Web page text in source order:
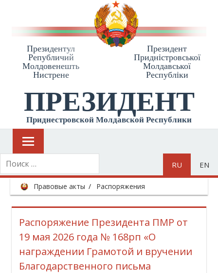
Президентул
Републичий
Молдовенешть
Нистрене
Президент
Приднiстровської
Молдавської
Республiки
ПРЕЗИДЕНТ
Приднестровской Молдавской Республики
RU EN
Правовые акты Распоряжения
Распоряжение Президента ПМР от
19 мая 2026 года № 168рп «О
награждении Грамотой и вручении
Благодарственного письма